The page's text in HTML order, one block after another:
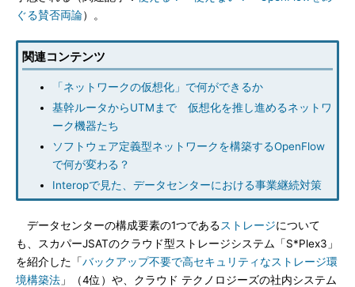
ぐる賛否両論）。
関連コンテンツ
「ネットワークの仮想化」で何ができるか
基幹ルータからUTMまで 仮想化を推し進めるネットワ
ーク機器たち
ソフトウェア定義型ネットワークを構築するOpenFlow
で何が変わる？
Interopで見た、データセンターにおける事業継続対策
データセンターの構成要素の1つであるストレージについて
も、スカパーJSATのクラウド型ストレージシステム「S*Plex3」
を紹介した「バックアップ不要で高セキュリティなストレージ環
境構築法 」（4位）や、クラウド テクノロジーズの社内システム